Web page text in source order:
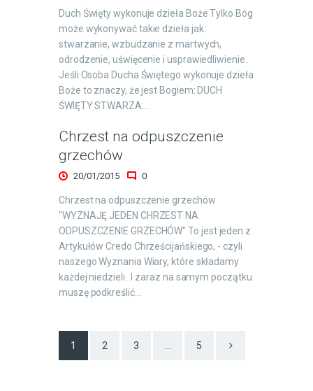
Duch Święty wykonuje dzieła Boże Tylko Bóg
może wykonywać takie dzieła jak:
stwarzanie, wzbudzanie z martwych,
odrodzenie, uświęcenie i usprawiedliwienie.
Jeśli Osoba Ducha Świętego wykonuje dzieła
Boże to znaczy, że jest Bogiem: DUCH
ŚWIĘTY STWARZA:…
Chrzest na odpuszczenie
grzechów
20/01/2015 0
Chrzest na odpuszczenie grzechów
"WYZNAJĘ JEDEN CHRZEST NA
ODPUSZCZENIE GRZECHÓW" To jest jeden z
Artykułów Credo Chrześcijańskiego, - czyli
naszego Wyznania Wiary, które składamy
każdej niedzieli. I zaraz na samym początku
muszę podkreślić…
Stronicowanie
PAGE
1 PAGE
2 PAGE
3 PAGE
5